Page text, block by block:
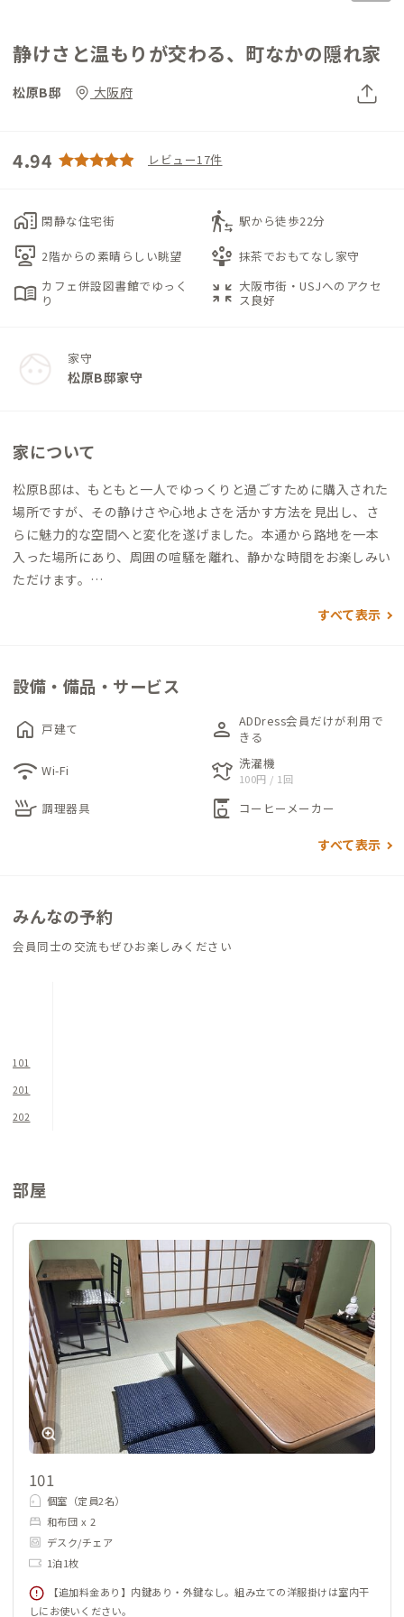
静けさと温もりが交わる、町なかの隠れ家
松原B邸 大阪府
4.94 レビュー17件
home_work 閑静な住宅街 transfer_within_a_station 駅から徒歩22分
interactive_space 2階からの素晴らしい眺望 person_play 抹茶でおもてなし家守
menu_book カフェ併設図書館でゆっく
り
zoom_in_map 大阪市街・USJへのアクセ
ス良好
家守
松原B邸家守
家について
松原B邸は、もともと一人でゆっくりと過ごすために購入された
場所ですが、その静けさや心地よさを活かす方法を見出し、さ
らに魅力的な空間へと変化を遂げました。本通から路地を一本
入った場所にあり、周囲の喧騒を離れ、静かな時間をお楽しみい
ただけます。
お茶を点てるひとときを味わえます。家守と共に、心温まる交流
室が二部屋。畳の上でのんびりとくつろげる空間は、小さなお
2階には洋室と和室がそれぞれあり、どちらの部屋からも素晴ら
しい眺望を楽しめます。南側には広く明るいベランダがあり、開
放感あふれる空間でリラックスできるのも魅力のひとつ。さら
に、1階と2階の共用スペースには丸テーブルがあり、自由にご
家全体が、落ち着きと交流のバランスを絶妙に保つ、誰もが心地
すべて表示
設備・備品・サービス
home 戸建て person ADDress会員だけが利用で
きる
wifi Wi-Fi laundry 洗濯機
100円 / 1回
skillet 調理器具 coffee_maker コーヒーメーカー
すべて表示
みんなの予約
会員同士の交流もぜひお楽しみください
101
201
202
部屋
101
個室（定員2名）
和布団 x 2
デスク/チェア
1泊1枚
【追加料金あり】内鍵あり・外鍵なし。組み立ての洋服掛けは室内干
しにお使いください。